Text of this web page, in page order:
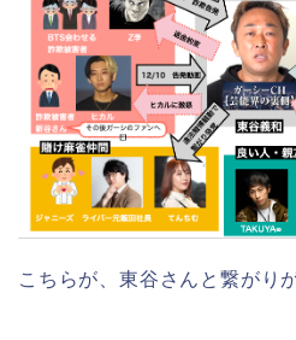
こちらが、東谷さんと繋がり